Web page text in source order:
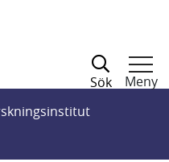
Sök
Meny